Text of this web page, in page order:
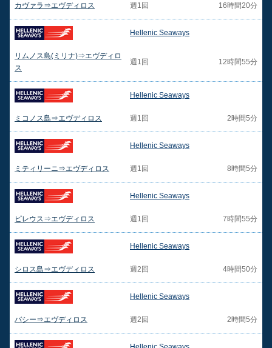
カヴァラ⇒エヴディロス 週1回 16時間20分
Hellenic Seaways
リムノス島(ミリナ)⇒エヴディロ
ス
週1回 12時間55分
Hellenic Seaways
ミコノス島⇒エヴディロス 週1回 2時間5分
Hellenic Seaways
ミティリーニ⇒エヴディロス 週1回 8時間5分
Hellenic Seaways
ピレウス⇒エヴディロス 週1回 7時間55分
Hellenic Seaways
シロス島⇒エヴディロス 週2回 4時間50分
Hellenic Seaways
バシー⇒エヴディロス 週2回 2時間5分